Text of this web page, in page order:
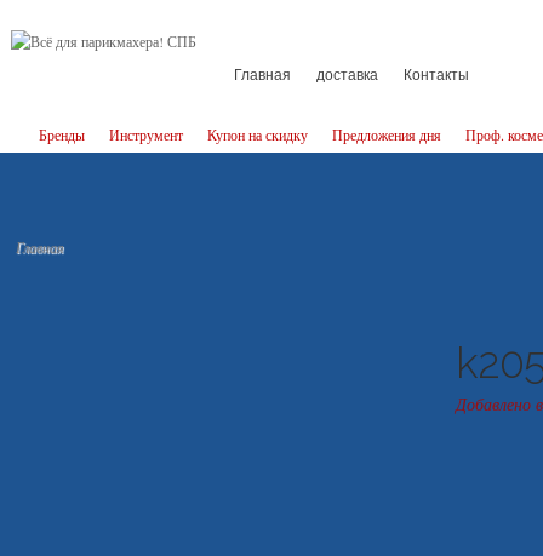
Главная доставка Контакты
Бренды Инструмент Купон на скидку Предложения дня Проф.
Главная
Добавлено в